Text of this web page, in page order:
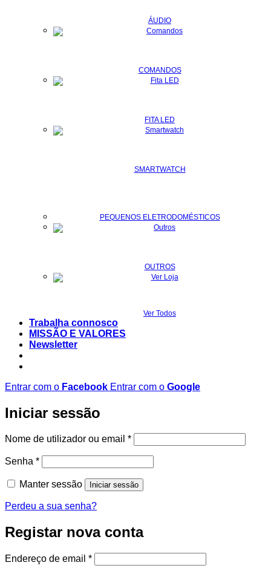
ÁUDIO
COMANDOS
FITA LED
SMARTWATCH
PEQUENOS ELETRODOMÉSTICOS
OUTROS
Ver Todos
Trabalha connosco
MISSÃO E VALORES
Newsletter
Entrar com o Facebook Entrar com o Google
Iniciar sessão
Nome de utilizador ou email *Obrigatório
Senha *Obrigatório
Manter sessão Iniciar sessão
Perdeu a sua senha?
Registar nova conta
Endereço de email *Obrigatório